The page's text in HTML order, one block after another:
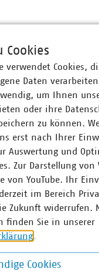
und Kontakt
Cookies
verwendet Cookies,
Daten
um Ihnen
oder ihre
zu können.
erst nach Ihrer
Auswertung und
Zur Darstellung von
von YouTube. Ihr
im Bereich
Zukunft widerrufen.
finden Sie in unserer
.
Cookies